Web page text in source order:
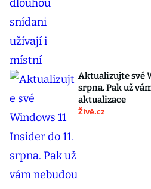
Aktualizujte své
srpna. Pak už
aktualizace
Živě.cz